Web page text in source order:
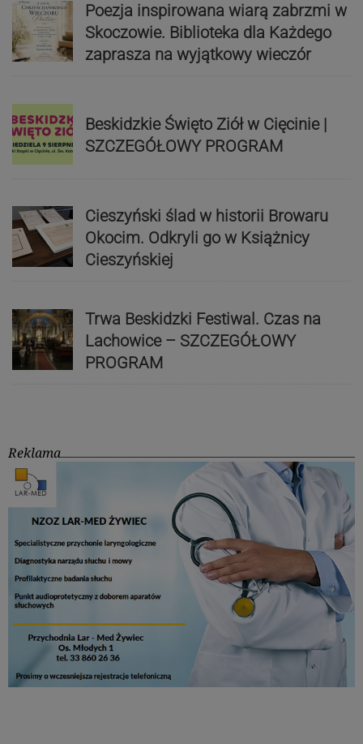
Poezja inspirowana wiarą zabrzmi w
Skoczowie. Biblioteka dla Każdego
zaprasza na wyjątkowy wieczór
Beskidzkie Święto Ziół w Cięcinie |
SZCZEGÓŁOWY PROGRAM
Cieszyński ślad w historii Browaru
Okocim. Odkryli go w Książnicy
Cieszyńskiej
Trwa Beskidzki Festiwal. Czas na
Lachowice – SZCZEGÓŁOWY
PROGRAM
Reklama